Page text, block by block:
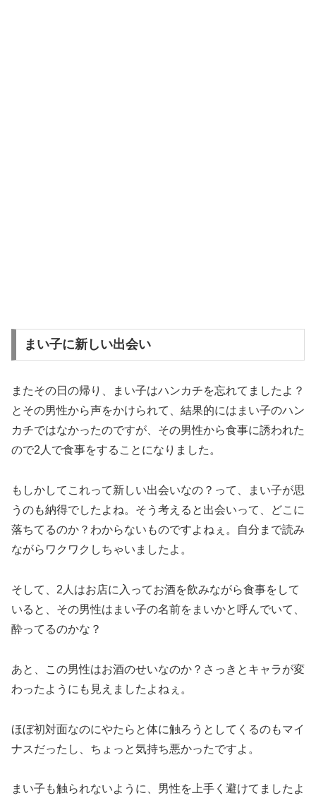
まい子に新しい出会い
またその日の帰り、まい子はハンカチを忘れてましたよ？
とその男性から声をかけられて、結果的にはまい子のハン
カチではなかったのですが、その男性から食事に誘われた
ので2人で食事をすることになりました。
もしかしてこれって新しい出会いなの？って、まい子が思
うのも納得でしたよね。そう考えると出会いって、どこに
落ちてるのか？わからないものですよねぇ。自分まで読み
ながらワクワクしちゃいましたよ。
そして、2人はお店に入ってお酒を飲みながら食事をして
いると、その男性はまい子の名前をまいかと呼んでいて、
酔ってるのかな？
あと、この男性はお酒のせいなのか？さっきとキャラが変
わったようにも見えましたよねぇ。
ほぼ初対面なのにやたらと体に触ろうとしてくるのもマイ
ナスだったし、ちょっと気持ち悪かったですよ。
まい子も触られないように、男性を上手く避けてましたよ